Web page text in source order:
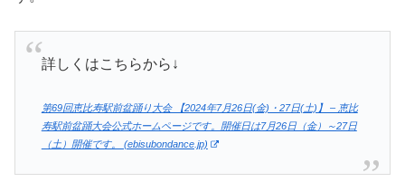
詳しくはこちらから↓
第69回恵比寿駅前盆踊り大会 【2024年7月26日(金)・27日(土)】 – 恵比
寿駅前盆踊大会公式ホームページです。開催日は7月26日（金）～27日
（土）開催です。 (ebisubondance.jp)